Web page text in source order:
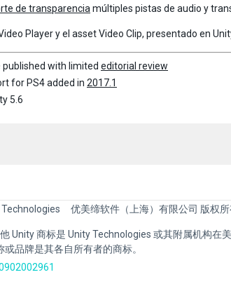
de transparencia múltiples pistas de audio y
Player y el asset Video Clip, presentado en
with limited editorial review
for PS4 added in 2017.1
5.6
优美缔软件（上海）有限公司 版权
Unity 商标是 Unity Technologies 或其附属机构在
品牌是其各自所有者的商标。